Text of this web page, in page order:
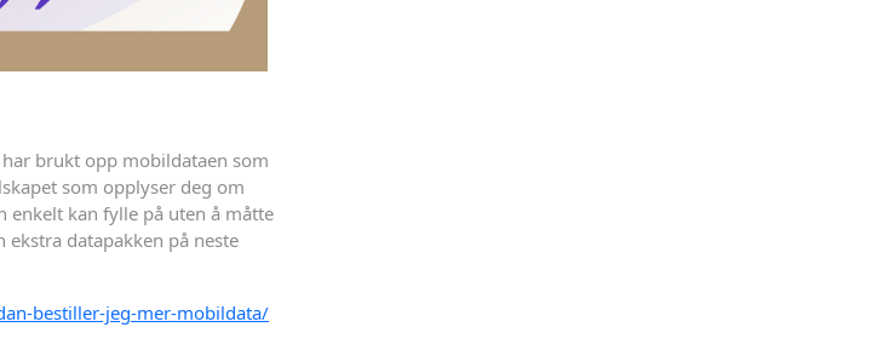
brukt opp mobildataen som
som opplyser deg om
enkelt kan fylle på uten å måtte
datapakken på neste
bestiller-jeg-mer-mobildata/